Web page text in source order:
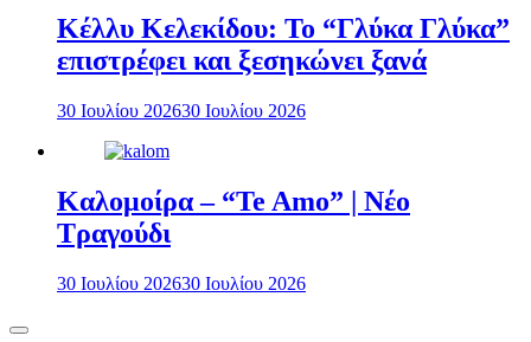
Κέλλυ Κελεκίδου: Το “Γλύκα Γλύκα”
επιστρέφει και ξεσηκώνει ξανά
30 Ιουλίου 202630 Ιουλίου 2026
Καλομοίρα – “Te Amo” | Νέο
Τραγούδι
30 Ιουλίου 202630 Ιουλίου 2026